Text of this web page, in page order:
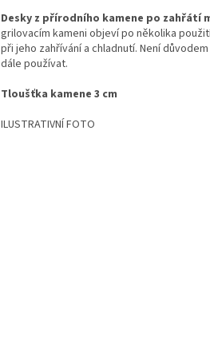
Desky z přírodního kamene po zahřátí
grilovacím kameni objeví po několika
při jeho zahřívání a chladnutí. Není
dále používat.
Tloušťka kamene 3 cm
ILUSTRATIVNÍ FOTO